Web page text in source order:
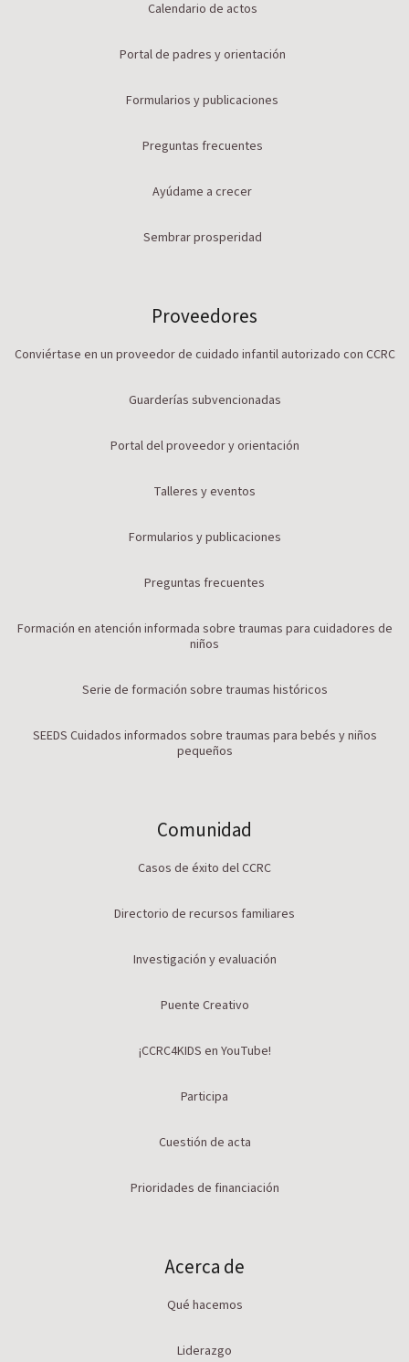
Calendario de actos
Portal de padres y orientación
Formularios y publicaciones
Preguntas frecuentes
Ayúdame a crecer
Sembrar prosperidad
Proveedores
Conviértase en un proveedor de cuidado infantil autorizado con CCRC
Guarderías subvencionadas
Portal del proveedor y orientación
Talleres y eventos
Formularios y publicaciones
Preguntas frecuentes
Formación en atención informada sobre traumas para cuidadores de
niños
Serie de formación sobre traumas históricos
SEEDS Cuidados informados sobre traumas para bebés y niños
pequeños
Comunidad
Casos de éxito del CCRC
Directorio de recursos familiares
Investigación y evaluación
Puente Creativo
¡CCRC4KIDS en YouTube!
Participa
Cuestión de acta
Prioridades de financiación
Acerca de
Qué hacemos
Liderazgo